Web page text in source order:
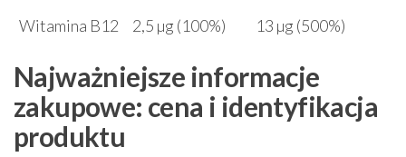
Witamina B12
2,5 µg (100%) 13 µg (500%)
Najważniejsze informacje
zakupowe: cena i identyfikacja
produktu